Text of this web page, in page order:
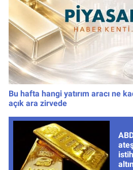
Bu hafta hangi yatırım aracı ne
açık ara zirvede